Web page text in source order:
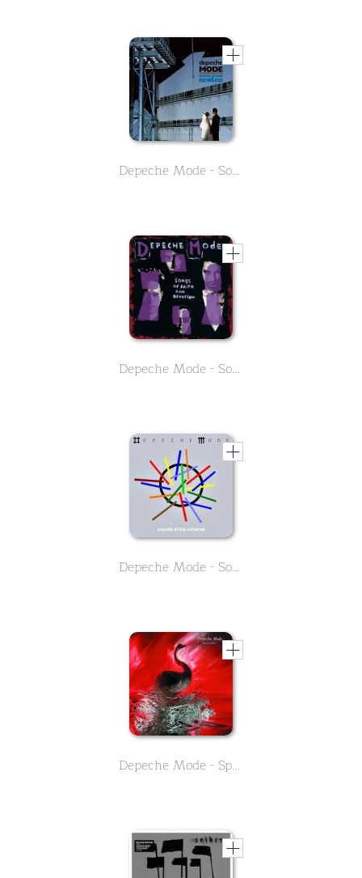
Depeche Mode - Some Great Reward
Depeche Mode - Songs of Faith and Devotion
Depeche Mode - Sounds of the Universe
Depeche Mode - Speak & Spell